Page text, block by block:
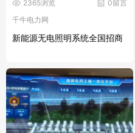
0留言
2365浏览
千牛电力网
新能源无电照明系统全国招商